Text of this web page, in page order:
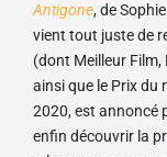
Antigone, de
vient tout juste de
(dont Meilleur Film,
ainsi que le Prix du
2020, est annoncé
enfin découvrir la